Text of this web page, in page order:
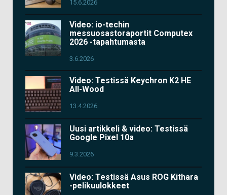
15.6.2026
Video: io-techin
messuosastoraportit Computex
2026 -tapahtumasta
3.6.2026
Video: Testissä Keychron K2 HE
All-Wood
13.4.2026
Uusi artikkeli & video: Testissä
Google Pixel 10a
9.3.2026
Video: Testissä Asus ROG Kithara
-pelikuulokkeet